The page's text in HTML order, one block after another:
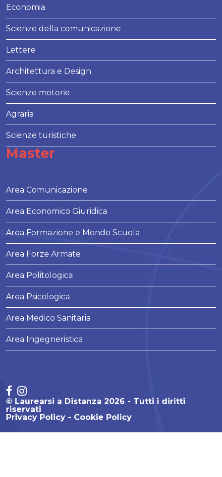
Economia
Scienze della comunicazione
Lettere
Architettura e Design
Scienze motorie
Agraria
Scienze turistiche
Master
Area Comunicazione
Area Economico Giuridica
Area Formazione e Mondo Scuola
Area Forze Armate
Area Politologica
Area Psicologica
Area Medico Sanitaria
Area Ingegneristica
© Laurearsi a Distanza 2026 - Tutti i diritti
riservati
Privacy Policy
Cookie Policy